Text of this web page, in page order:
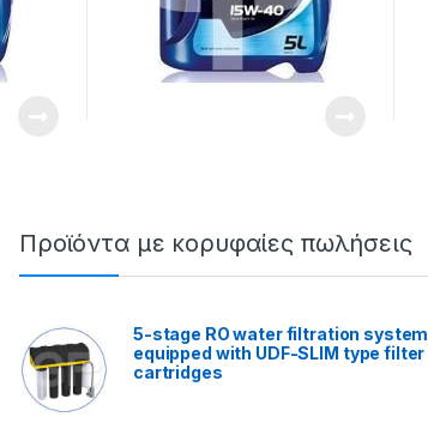
Προϊόντα με κορυφαίες πωλήσεις
5-stage RO water filtration system,
equipped with UDF-SLIM type filter
cartridges